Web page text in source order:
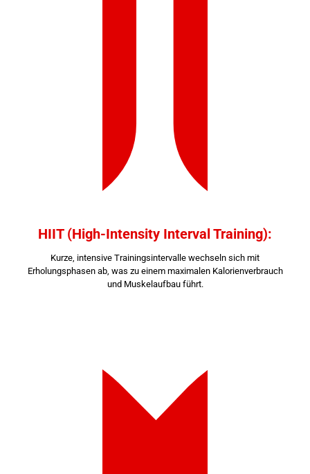
HIIT (High-Intensity Interval Training):
Kurze, intensive Trainingsintervalle wechseln sich mit
Erholungsphasen ab, was zu einem maximalen Kalorienverbrauch
und Muskelaufbau führt.